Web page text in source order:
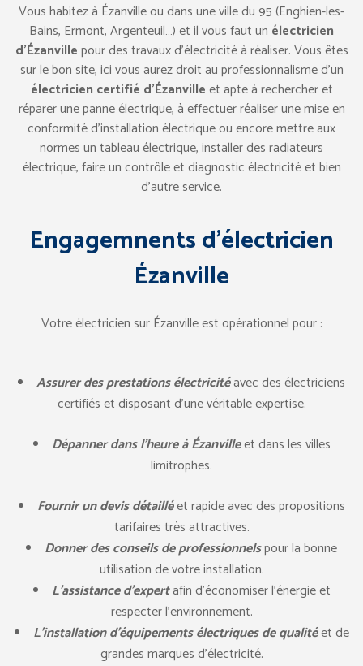
Vous habitez à Ézanville ou dans une ville du 95 (Enghien-les-
Bains, Ermont, Argenteuil…) et il vous faut un électricien
d’Ézanvillepour des travaux d’électricité à réaliser. Vous êtes
sur le bon site, ici vous aurez droit au professionnalisme d’un
électricien certifié d’Ézanvilleet apte à rechercher et
réparer une panne électrique, à effectuer réaliser une mise en
conformité d’installation électrique ou encore mettre aux
normes un tableau électrique, installer des radiateurs
électrique, faire un contrôle et diagnostic électricité et bien
d’autre service.
Engagemnents d’électricien
Ézanville
Votre électricien sur Ézanville est opérationnel pour :
Assurer des prestations électricitéavec des électriciens
certifiés et disposant d’une véritable expertise.
Dépanner dans l’heure à Ézanvilleet dans les villes
limitrophes.
Fournir un devis détailléet rapide avec des propositions
tarifaires très attractives.
Donner des conseils de professionnelspour la bonne
utilisation de votre installation.
L’assistance d’expertafin d’économiser l’énergie et
respecter l’environnement.
L’installation d’équipements électriques de qualitéet de
grandes marques d’électricité.